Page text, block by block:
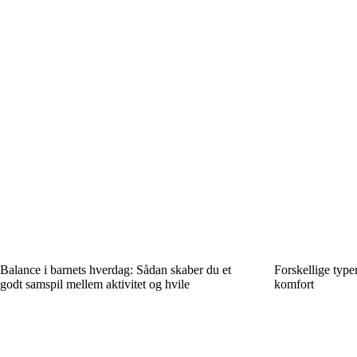
Balance i barnets hverdag: Sådan skaber du et
godt samspil mellem aktivitet og hvile
Forskellige
komfort